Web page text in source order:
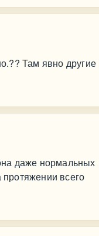
Там явно другие
даже нормальных
всего